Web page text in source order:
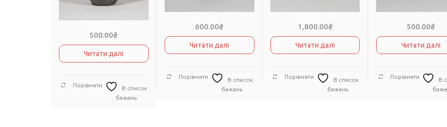
500.00₴
Читати далі
Порівняти
В список
бажань
600.00₴
Читати далі
Порівняти
В список
бажань
1,800.00₴
Читати далі
Порівняти
В список
бажань
500.00₴
Читати далі
Порівняти
В